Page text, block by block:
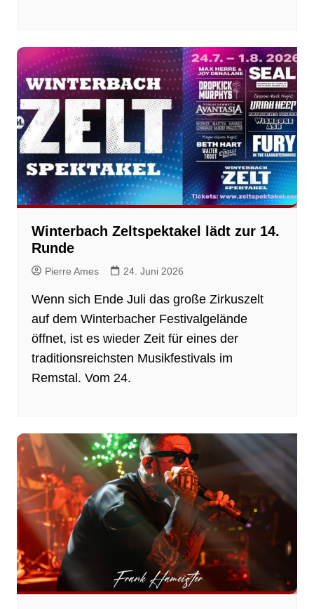
Winterbach Zeltspektakel lädt zur 14.
Runde
Pierre Ames 24. Juni 2026
Wenn sich Ende Juli das große Zirkuszelt
auf dem Winterbacher Festivalgelände
öffnet, ist es wieder Zeit für eines der
traditionsreichsten Musikfestivals im
Remstal. Vom 24.